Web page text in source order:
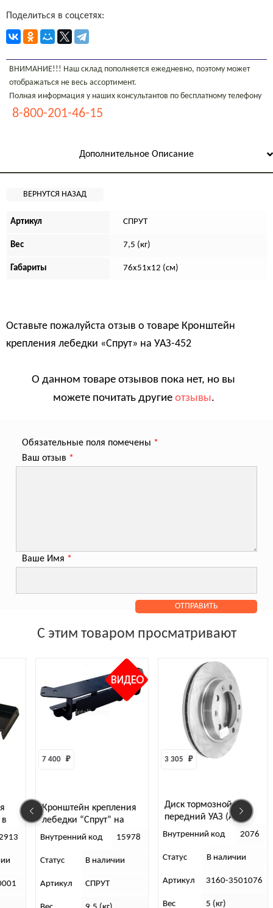
Поделиться в соцсетях:
ВНИМАНИЕ!!! Наш склад пополняется ежедневно, поэтому может
отображаться не весь ассортимент.
Полная информация у наших консультантов по бесплатному телефону
8-800-201-46-15
Дополнительное Описание
Артикул СПРУТ
Вес 7,5 (кг)
Габариты 76х51х12 (см)
Оставьте пожалуйста отзыв о товаре Кронштейн
крепления лебедки «Спрут» на УАЗ-452
О данном товаре отзывов пока нет, но вы
можете почитать другие отзывы.
Обязательные поля помечены *
Ваш отзыв *
Ваше Имя *
С этим товаром просматривают
Кронштейн крепления
лебедки “Спрут” на
УАЗ-469, Хантер
Внутренний код 15978
Статус В наличии
Артикул СПРУТ
Диск тормозной
передний УАЗ (АДС)
Внутренний код 2076
Статус В наличии
3160-3501076
5 (кг)
сборе
Статус